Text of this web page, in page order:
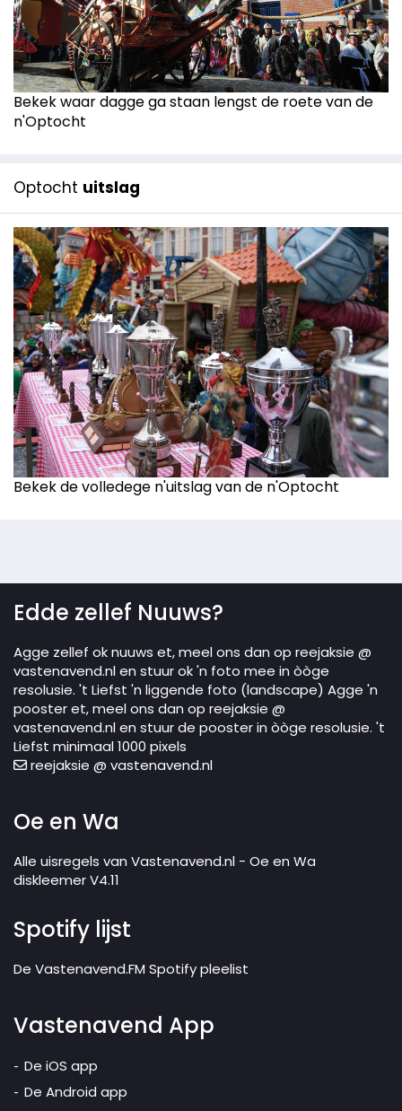
Bekek waar dagge ga staan lengst de roete van de
n'Optocht
Optocht uitslag
Bekek de volledege n'uitslag van de n'Optocht
Edde zellef Nuuws?
Agge zellef ok nuuws et, meel ons dan op reejaksie @
vastenavend.nl en stuur ok 'n foto mee in òòge
resolusie. 't Liefst 'n liggende foto (landscape) Agge 'n
pooster et, meel ons dan op reejaksie @
vastenavend.nl en stuur de pooster in òòge resolusie. 't
Liefst minimaal 1000 pixels
reejaksie @ vastenavend.nl
Oe en Wa
Alle uisregels van Vastenavend.nl - Oe en Wa
diskleemer V4.11
Spotify lijst
De Vastenavend.FM Spotify pleelist
Vastenavend App
De iOS app
De Android app